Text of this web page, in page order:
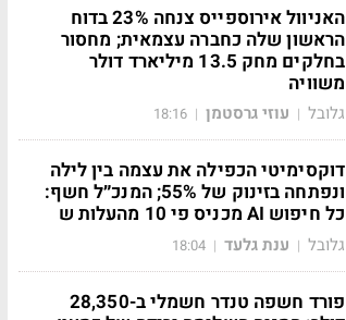
האניוול אירוספייס צנחה 23% בדוח
הראשון שלה כחברה עצמאית; מחסור
בחלקים מחק 13.5 מיליארד דולר
משוויה
גלובל | עוזי גרסטמן |
18:16
דוקסימיטי הכפילה את עצמה בין לילה
ונפתחה בזינוק של 55%; המנכ״ל חשף:
כל חיפוש AI מכניס פי 10 מהעלות ש
גלובל | ענת גלעד |
18:04
פורד חשפה טנדר חשמלי ב-28,350